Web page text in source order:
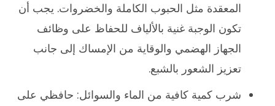
المعقدة مثل الحبوب الكاملة والخضروات. يجب أن
تكون الوجبة غنية بالألياف للحفاظ على وظائف
الجهاز الهضمي والوقاية من الإمساك إلى جانب
تعزيز الشعور بالشبع.
شرب كمية كافية من الماء والسوائل: حافظي على